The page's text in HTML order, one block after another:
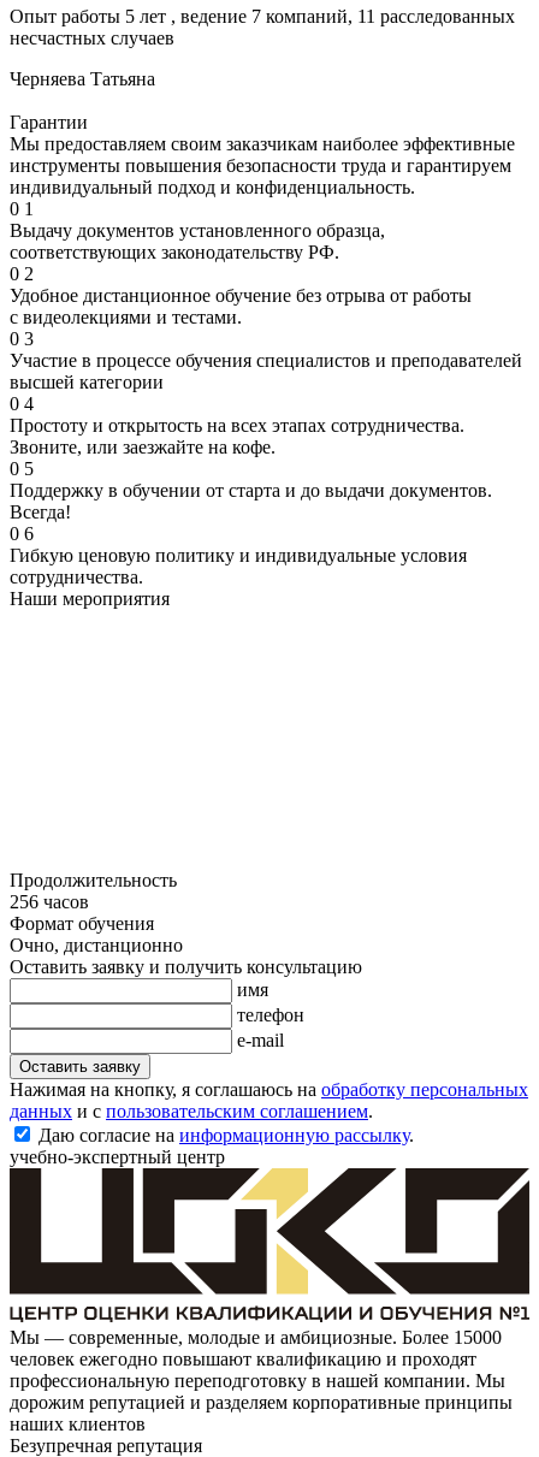
Опыт работы 5 лет , ведение 7 компаний, 11 расследованных
несчастных случаев
Черняева Татьяна
Гарантии
Мы предоставляем своим заказчикам наиболее эффективные
инструменты повышения безопасности труда и гарантируем
индивидуальный подход и конфиденциальность.
0 1
Выдачу документов установленного образца,
соответствующих законодательству РФ.
0 2
Удобное дистанционное обучение без отрыва от работы
с видеолекциями и тестами.
0 3
Участие в процессе обучения специалистов и преподавателей
высшей категории
0 4
Простоту и открытость на всех этапах сотрудничества.
Звоните, или заезжайте на кофе.
0 5
Поддержку в обучении от старта и до выдачи документов.
Всегда!
0 6
Гибкую ценовую политику и индивидуальные условия
сотрудничества.
Наши мероприятия
Продолжительность
256 часов
Формат обучения
Очно, дистанционно
Оставить заявку и получить консультацию
имя
телефон
e-mail
Оставить заявку
Нажимая на кнопку, я соглашаюсь на обработку персональных
данных и с пользовательским соглашением.
Даю согласие на информационную рассылку.
учебно-экспертный центр
Мы — современные, молодые и амбициозные. Более 15000
человек ежегодно повышают квалификацию и проходят
профессиональную переподготовку в нашей компании. Мы
дорожим репутацией и разделяем корпоративные принципы
наших клиентов
Безупречная репутация